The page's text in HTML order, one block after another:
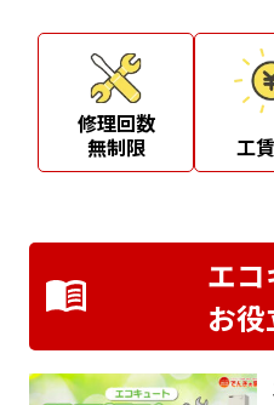
修理回数
無制限
工
エコ
お